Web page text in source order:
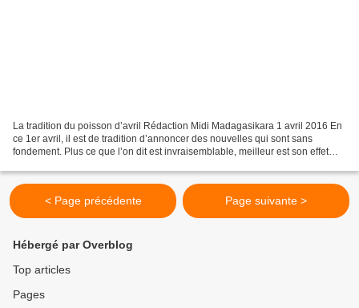
La tradition du poisson d’avril Rédaction Midi Madagasikara 1 avril 2016 En
ce 1er avril, il est de tradition d’annoncer des nouvelles qui sont sans
fondement. Plus ce que l’on dit est invraisemblable, meilleur est son effet
< Page précédente Page suivante >
Hébergé par Overblog
Top articles
Pages